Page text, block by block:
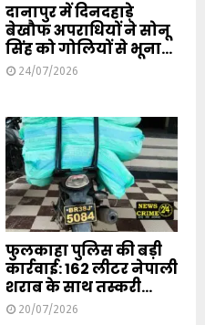
दानापुर में दिनदहाड़े
बेखौफ अपराधियों ने सोनू
सिंह को गोलियों से भूना...
24/07/2026
फुलकाहा पुलिस की बड़ी
कार्रवाई: 162 लीटर नेपाली
शराब के साथ तस्करी...
20/07/2026